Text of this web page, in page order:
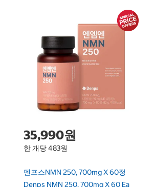
35,990원
한 개당 483원
덴프스NMN 250, 700mg X 60정
Denps NMN 250, 700mg X 60 Ea